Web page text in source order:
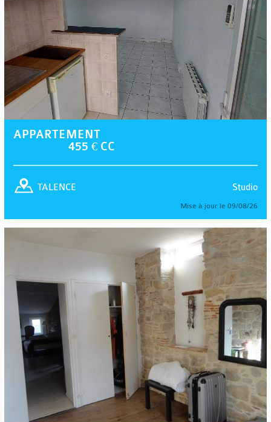
APPARTEMENT
455 € CC
Studio
TALENCE
Mise à jour le 09/08/26